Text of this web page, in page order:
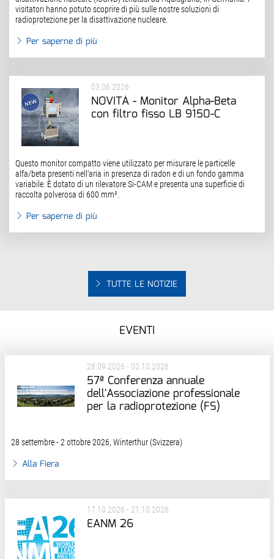
visitatori hanno potuto scoprire di più sulle nostre soluzioni di
radioprotezione per la disattivazione nucleare.
Per saperne di più
03.06.2026
NOVITÀ - Monitor Alpha-Beta
con filtro fisso LB 9150-C
Questo monitor compatto viene utilizzato per misurare le particelle
alfa/beta presenti nell'aria in presenza di radon e di un fondo gamma
variabile. È dotato di un rilevatore Si-CAM e presenta una superficie di
raccolta polverosa di 600 mm².
Per saperne di più
TUTTE LE NOTIZIE
EVENTI
28.09.2026 - 02.10.2026
57ª Conferenza annuale
dell'Associazione professionale
per la radioprotezione (FS)
28 settembre - 2 ottobre 2026, Winterthur (Svizzera)
Alla Fiera
17.10.2026 - 21.10.2026
EANM 26